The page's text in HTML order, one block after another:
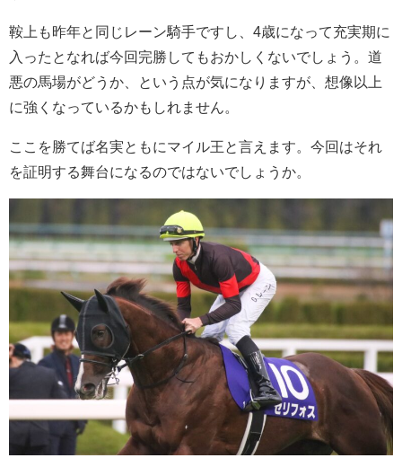
鞍上も昨年と同じレーン騎手ですし、4歳になって充実期に
入ったとなれば今回完勝してもおかしくないでしょう。道
悪の馬場がどうか、という点が気になりますが、想像以上
に強くなっているかもしれません。
ここを勝てば名実ともにマイル王と言えます。今回はそれ
を証明する舞台になるのではないでしょうか。